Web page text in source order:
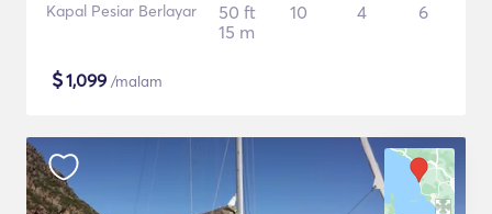
Kapal Pesiar Berlayar
50 ft
15 m
10 4 6
$1,099 /malam